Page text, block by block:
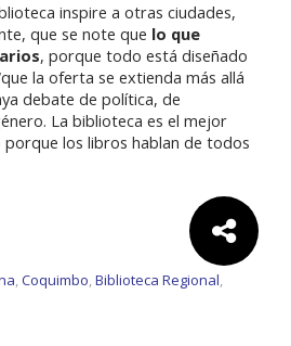
inspire a otras ciudades,
que se note que lo que
, porque todo está diseñado
la oferta se extienda más allá
debate de política, de
La biblioteca es el mejor
los libros hablan de todos
Comparte:
,Coquimbo,Biblioteca Regional,